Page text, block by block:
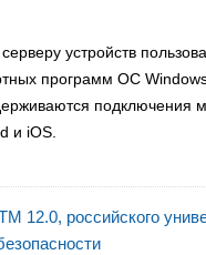
устройств
программ ОС
подключения
и iOS.
12.0, российского